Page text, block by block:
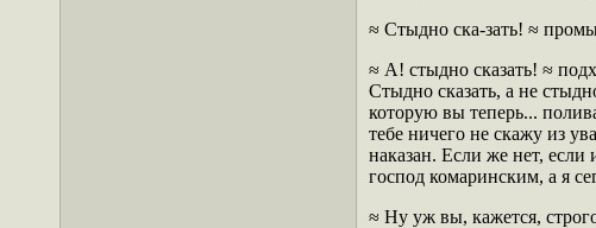
≈ Стыдно ска-зать! ≈
≈ А! стыдно сказать! ≈
Стыдно сказать, а не
которую вы теперь...
тебе ничего не скажу из
наказан. Если же нет, если
господ комаринским, а я
≈ Ну уж вы, кажется,